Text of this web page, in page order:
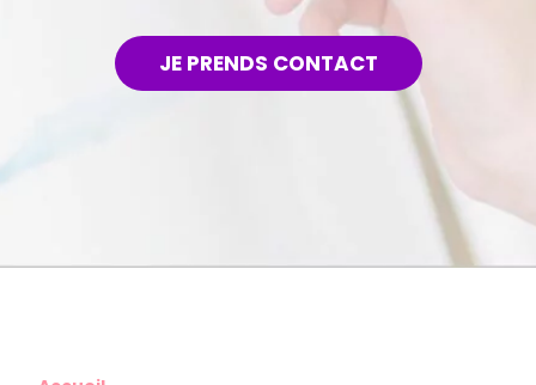
JE PRENDS CONTACT